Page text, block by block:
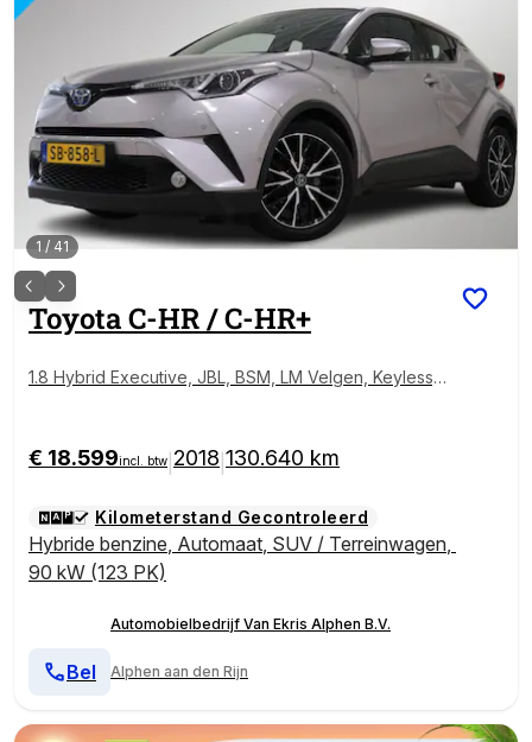
1 / 41
ToyotaC-HR / C-HR+
1.8 Hybrid Executive, JBL, BSM, LM Velgen, Keyless,
€ 18.599incl. btw 2018 130.640 km
Kilometerstand Gecontroleerd
Hybride benzine, Automaat, SUV / Terreinwagen,
90 kW (123 PK)
Automobielbedrijf Van Ekris Alphen B.V.
Alphen aan den Rijn
Bel